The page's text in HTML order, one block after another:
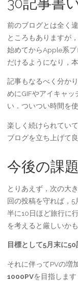
前のブログとは全く
ところもありますが
始めてからApple系
だけるようになり，
記事もなるべく分か
めにGIFやアイキャ
い．ついつい時間を
楽しく続けられてい
ブログを立ち上げて
今後の課題
とりあえず，次の大
回の投稿を守れば，
半に10日ほど旅行に
を考えると厳しいか
目標として5月末に
それに伴ってPVの増
1000PVを目指しま